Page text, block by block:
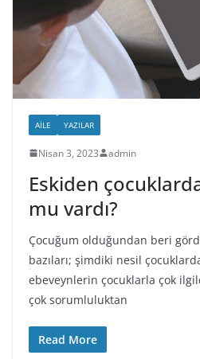
AILE YAZILAR
Nisan 3, 2023 admin
Eskiden
mu vardı?
Çocuğum olduğundan beri
bazıları; şimdiki nesil
ebeveynlerin çocuklarla çok
çok sorumluluktan
Read More